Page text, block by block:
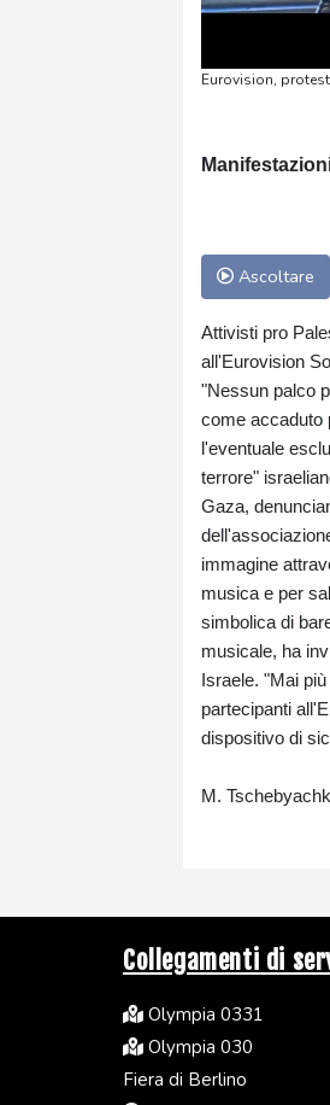
Eurovision,
Ascoltare
Attivisti pro
all'Eurovision
"Nessun palco
come accaduto
l'eventuale
terrore"
Gaza,
immagine
musica e per
simbolica di
musicale, ha
Israele. "Mai
partecipanti
dispositivo di
M.
Collegamenti di
Olympia 0331
Olympia 030
Fiera di Berlino